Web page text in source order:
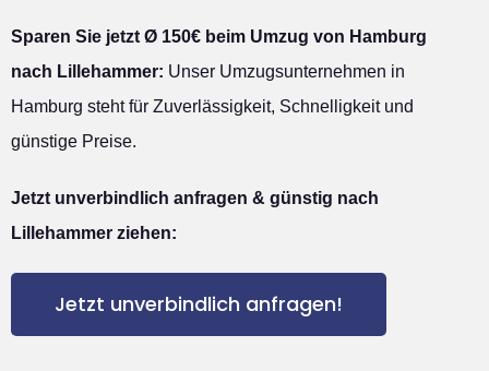
Sparen Sie jetzt Ø 150€ beim Umzug von Hamburg
nach Lillehammer: Unser Umzugsunternehmen in
Hamburg steht für Zuverlässigkeit, Schnelligkeit und
günstige Preise.
Jetzt unverbindlich anfragen & günstig nach
Lillehammer ziehen:
Jetzt unverbindlich anfragen!